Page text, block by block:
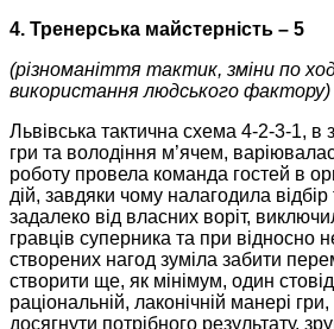
4. Тренерська майстерність – 5
(різноманіття тактик, зміни по
використання людського фактору)
Львівська тактична схема 4-2-3-1, в
гри та володіння м’ячем,
роботу провела команда гостей в
дій, завдяки чому налагодила
задалеко від власних воріт,
гравців суперника та при відносно
створених нагод зуміла забити
створити ще, як мінімум, один
раціональній, лаконічній манері
досягнути потрібного результату,